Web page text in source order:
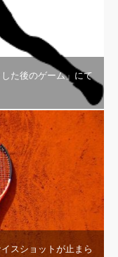
た後のゲーム」にて
スショットが止まら